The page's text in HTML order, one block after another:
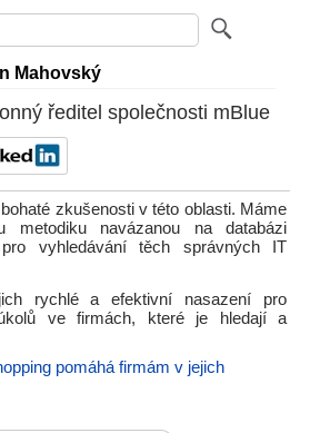
Mahovský
ředitel společnosti mBlue
zkušenosti v této oblasti. Máme
metodiku navázanou na databázi
vyhledávání těch správných IT
rychlé a efektivní nasazení pro
ve firmách, které je hledají a
pomáhá firmám v jejich